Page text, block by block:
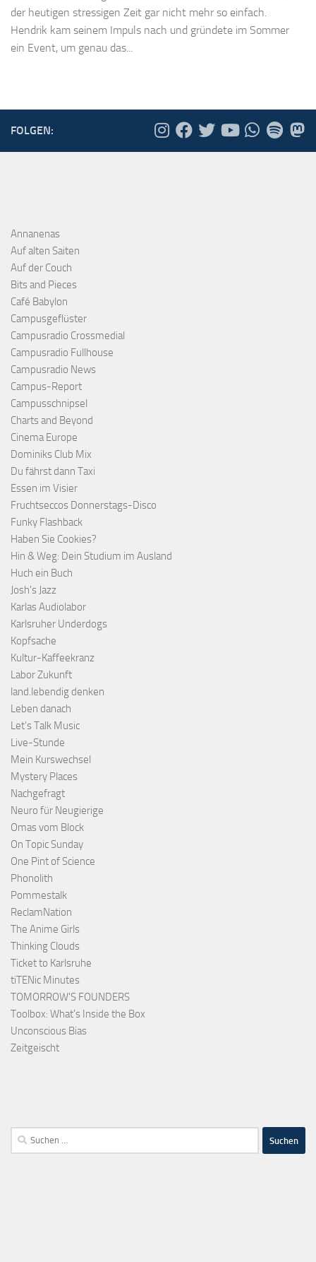
der heutigen stressigen Zeit gar nicht mehr so einfach.
Hendrik kam seinem Impuls nach und gründete im Sommer
ein Event, um genau das...
FOLGEN:
Annanenas
Auf alten Saiten
Auf der Couch
Bits and Pieces
Café Babylon
Campusgeflüster
Campusradio Crossmedial
Campusradio Fullhouse
Campusradio News
Campus-Report
Campusschnipsel
Charts and Beyond
Cinema Europe
Dominiks Club Mix
Du fährst dann Taxi
Essen im Visier
Fruchtseccos Donnerstags-Disco
Funky Flashback
Haben Sie Cookies?
Hin & Weg: Dein Studium im Ausland
Huch ein Buch
Josh's Jazz
Karlas Audiolabor
Karlsruher Underdogs
Kopfsache
Kultur-Kaffeekranz
Labor Zukunft
land.lebendig denken
Leben danach
Let's Talk Music
Live-Stunde
Mein Kurswechsel
Mystery Places
Nachgefragt
Neuro für Neugierige
Omas vom Block
On Topic Sunday
One Pint of Science
Phonolith
Pommestalk
ReclamNation
The Anime Girls
Thinking Clouds
Ticket to Karlsruhe
tiTENic Minutes
TOMORROW'S FOUNDERS
Toolbox: What's Inside the Box
Unconscious Bias
Zeitgeischt